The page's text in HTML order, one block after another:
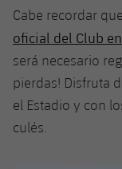
Palmarés
Resultados
Jugadors
Resultados
Jugadores
Juvenil
Cadete
Infantil
PLUSICON
MÁS
Primer
plusicon
más
Actualidad
Barça
plusicon
más
Cabe recordar que
oficial del Club
será necesario
pierdas! Disfruta
el Estadio y con
culés.